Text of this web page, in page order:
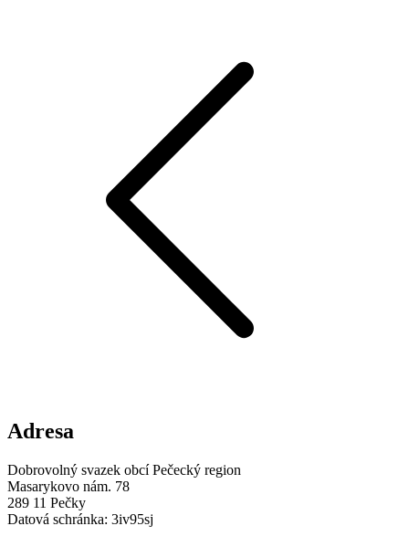
Adresa
Dobrovolný svazek obcí Pečecký region
Masarykovo nám. 78
289 11 Pečky
Datová schránka: 3iv95sj